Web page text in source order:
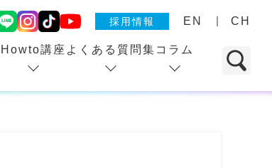
採用情報 EN CH
Howto講座 よくある質問集 コラム